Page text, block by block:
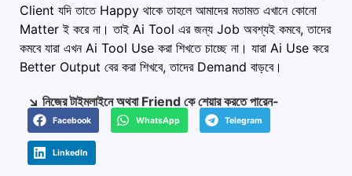
Client যদি তাতে Happy থাকে তাহলে আমাদের মতামত এখানে কোনো
Matter ই করে না। তাই Ai Tool এর জন্য Job অবশ্যই কমবে, তাদের
কমবে যারা এখন Ai Tool Use করা শিখতে চাচ্ছে না। যারা Ai Use করে
Better Output বের করা শিখবে, তাদের Demand বাড়বে।
↘️ নিজের টাইমলাইনে অথবা Friend কে শেয়ার করতে পারেন-
Facebook WhatsApp Telegram
LinkedIn